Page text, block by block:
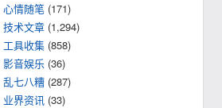
心情随笔 (171)
技术文章 (1,294)
工具收集 (858)
影音娱乐 (36)
乱七八糟 (287)
业界资讯 (33)